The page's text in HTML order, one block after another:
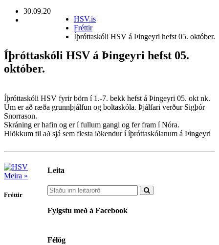
HSV.is
Fréttir
Íþróttaskóli HSV á Þingeyri hefst 05. október.
30.09.20
Íþróttaskóli HSV á Þingeyri hefst 05.
október.
Íþróttaskóli HSV fyrir börn í 1.-7. bekk hefst á Þingeyri 05. okt nk.
Um er að ræða grunnþjálfun og boltaskóla. Þjálfari verður Sigþór
Snorrason.
Skráning er hafin og er í fullum gangi og fer fram í Nóra.
Hlökkum til að sjá sem flesta iðkendur í íþróttaskólanum á Þingeyri
Leita
Fylgstu með á Facebook
Félög
Meira »
Fréttir